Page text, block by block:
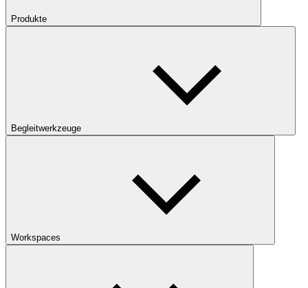
Produkte
Begleitwerkzeuge
Workspaces